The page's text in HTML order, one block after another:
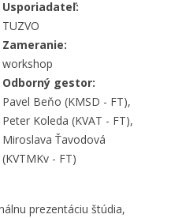
Usporiadateľ:
TUZVO
Zameranie:
workshop
Odborný gestor:
Pavel Beňo (KMSD - FT),
Peter Koleda (KVAT - FT),
Miroslava Ťavodová
(KVTMKv - FT)
prezentáciu štúdia,